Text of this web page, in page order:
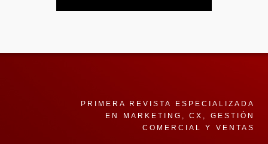
PRIMERA REVISTA ESPECIALIZADA
EN MARKETING, CX, GESTIÓN
COMERCIAL Y VENTAS